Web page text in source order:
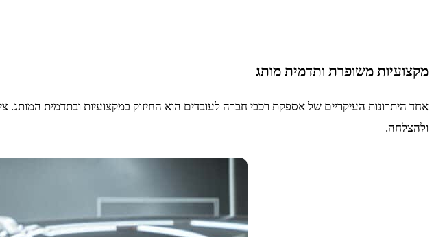
מקצועיות משופרת ותדמית מותג
אחד היתרונות העיקריים של אספקת רכבי חברה לעובדים הוא החיזוק במקצועיות ובתדמית המותג.
ולהצלחה.